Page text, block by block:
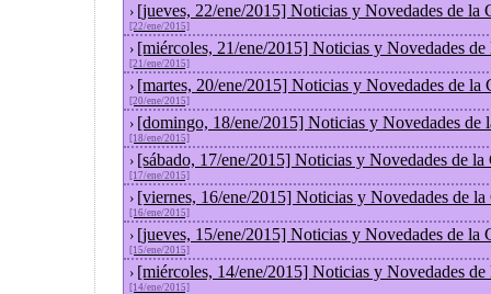
› [jueves, 22/ene/2015] Noticias y Novedades de la
[22/ene/2015]
› [miércoles, 21/ene/2015] Noticias y Novedades
[21/ene/2015]
› [martes, 20/ene/2015] Noticias y Novedades de la
[20/ene/2015]
› [domingo, 18/ene/2015] Noticias y Novedades de
[18/ene/2015]
› [sábado, 17/ene/2015] Noticias y Novedades de la
[17/ene/2015]
› [viernes, 16/ene/2015] Noticias y Novedades de
[16/ene/2015]
› [jueves, 15/ene/2015] Noticias y Novedades de la
[15/ene/2015]
› [miércoles, 14/ene/2015] Noticias y Novedades
[14/ene/2015]